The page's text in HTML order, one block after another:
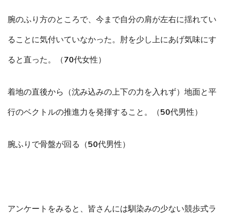
腕のふり方のところで、今まで自分の肩が左右に揺れてい
ることに気付いていなかった。肘を少し上にあげ気味にす
ると直った。（70代女性）
着地の直後から（沈み込みの上下の力を入れず）地面と平
行のベクトルの推進力を発揮すること。（50代男性）
腕ふりで骨盤が回る（50代男性）
アンケートをみると、皆さんには馴染みの少ない競歩式ラ